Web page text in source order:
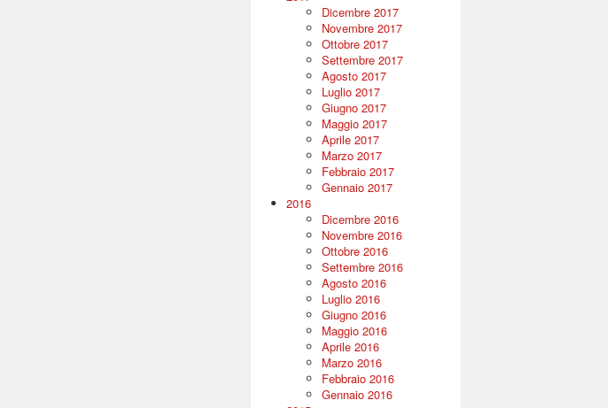
Dicembre 2017
Novembre 2017
Ottobre 2017
Settembre 2017
Agosto 2017
Luglio 2017
Giugno 2017
Maggio 2017
Aprile 2017
Marzo 2017
Febbraio 2017
Gennaio 2017
2016
Dicembre 2016
Novembre 2016
Ottobre 2016
Settembre 2016
Agosto 2016
Luglio 2016
Giugno 2016
Maggio 2016
Aprile 2016
Marzo 2016
Febbraio 2016
Gennaio 2016